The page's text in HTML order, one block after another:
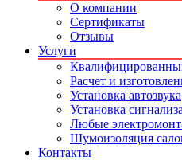
О компании
Сертификаты
Отзывы
Услуги
Расчет и
Установка автозвука
Установка
Любые
Шумоизоляция
Контакты